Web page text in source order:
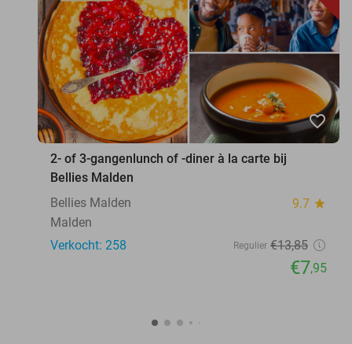
favorite_border
2- of 3-gangenlunch of -diner à la carte bij
Bellies Malden
Bellies Malden
9.7 star
Malden
Verkocht: 258
Regulier €13,85
€7,95